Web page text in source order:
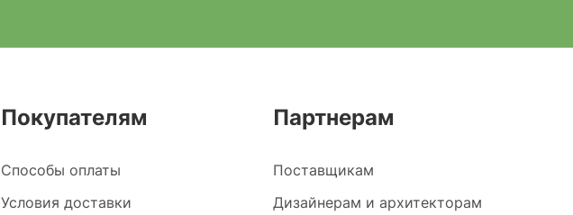
Покупателям
Способы оплаты
Условия доставки
Партнерам
Поставщикам
Дизайнерам и архитекторам